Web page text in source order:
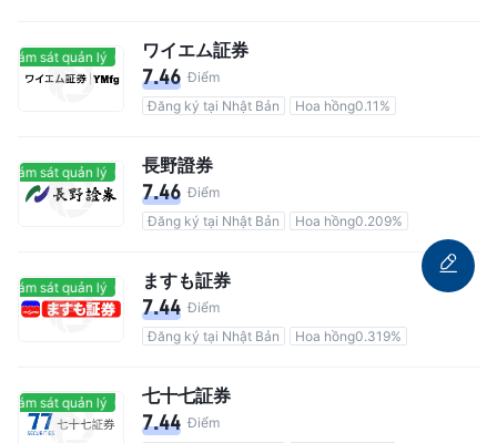
sát quản lý Có giám sát quản lý
ワイエム証券
7.46 Điểm
Đăng ký tại Nhật Bản
Hoa hồng0.11%
sát quản lý Có giám sát quản lý
長野證券
7.46 Điểm
Đăng ký tại Nhật Bản
Hoa hồng0.209%
sát quản lý Có giám sát quản lý
ますも証券
7.44 Điểm
Đăng ký tại Nhật Bản
Hoa hồng0.319%
sát quản lý Có giám sát quản lý
七十七証券
7.44 Điểm